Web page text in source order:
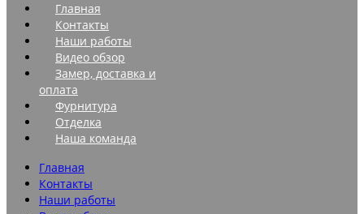
Главная
Контакты
Наши работы
Видео обзор
Замер, доставка и
оплата
Фурнитура
Отделка
Наша команда
Главная
Контакты
Наши работы